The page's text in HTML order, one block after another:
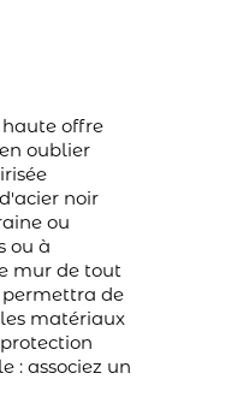
offre
oublier
noir
ou
ou à
mur de tout
permettra de
matériaux
: associez un